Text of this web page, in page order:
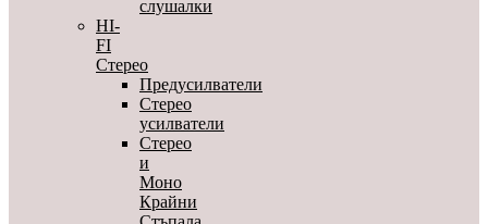
слушалки
HI-
FI
Стерео
Предусилватели
Стерео
усилватели
Стерео
и
Моно
Крайни